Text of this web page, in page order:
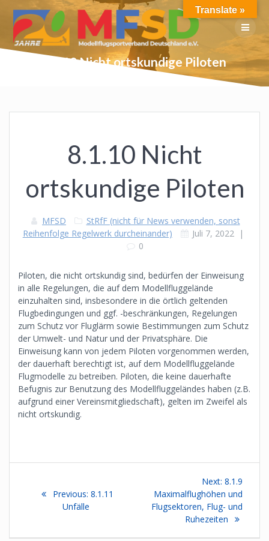
Skip
to
content
8.1.10 Nicht ortskundige Piloten
8.1.10 Nicht
ortskundige Piloten
MFSD
StRfF (nicht für News verwenden, sonst
Reihenfolge Regelwerk durcheinander)
Juli 7, 2022 |
0
Piloten, die nicht ortskundig sind, bedürfen der Einweisung
in alle Regelungen, die auf dem Modellfluggelände
einzuhalten sind, insbesondere in die örtlich geltenden
Flugbedingungen und ggf. -beschränkungen, Regelungen
zum Schutz vor Fluglärm sowie Bestimmungen zum Schutz
der Umwelt- und Natur und der Privatsphäre. Die
Einweisung kann von jedem Piloten vorgenommen werden,
der dauerhaft berechtigt ist, auf dem Modellfluggelände
Flugmodelle zu betreiben. Piloten, die keine dauerhafte
Befugnis zur Benutzung des Modellfluggeländes haben (z.B.
aufgrund einer Vereinsmitgliedschaft), gelten im Zweifel als
nicht ortskundig.
Previous: Previous
8.1.11
Unfälle
Next: Next
post:
8.1.9
Maximalflughöhen und
Flugsektoren, Flug- und
Ruhezeiten
Translate »